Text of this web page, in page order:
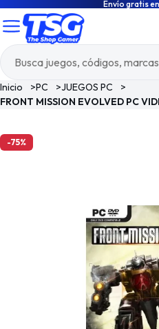
Envío gratis
Inicio >PC >JUEGOS PC
>
FRONT MISSION EVOLVED PC
-75%